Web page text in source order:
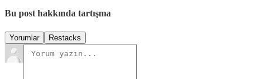
Bu post hakkında tartışma
Yorumlar Restacks